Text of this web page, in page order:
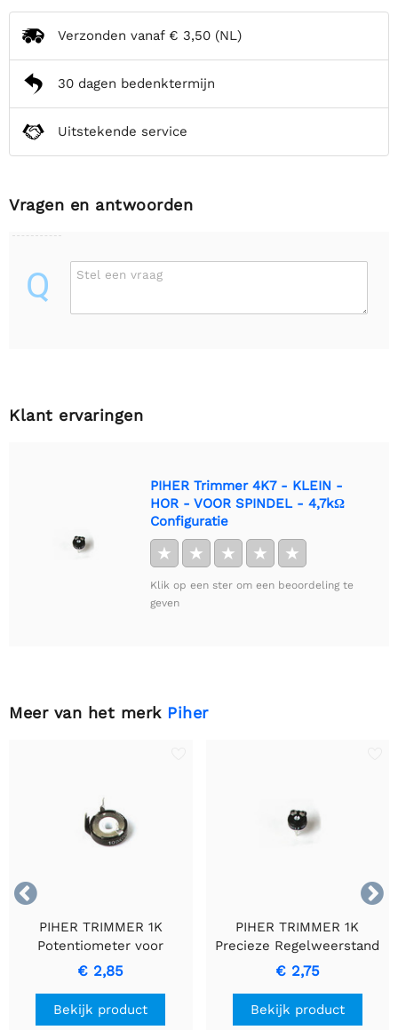
Verzonden vanaf € 3,50 (NL)
30 dagen bedenktermijn
Uitstekende service
Vragen en antwoorden
Q Stel een vraag
Klant ervaringen
PIHER Trimmer 4K7 - KLEIN -
HOR - VOOR SPINDEL - 4,7kΩ
Configuratie
★ ★ ★ ★ ★
Klik op een ster om een beoordeling te
geven
Meer van het merk Piher


PIHER TRIMMER 1K
Potentiometer voor
Precieze Aanpassingen
€ 2,85
Bekijk product
PIHER TRIMMER 1K
Precieze Regelweerstand
€ 2,75
Bekijk product